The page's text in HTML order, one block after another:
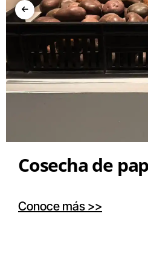
Cosecha de
Conoce más >>